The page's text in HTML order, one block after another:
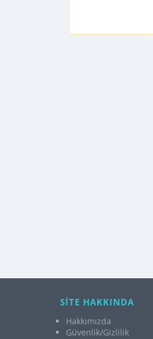
SİTE HAKKINDA
Hakkımızda
Güvenlik/Gizlilik